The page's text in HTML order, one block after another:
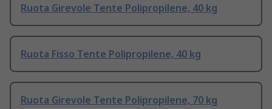
Ruota Girevole Tente Polipropilene, 40 kg
Ruota Fisso Tente Polipropilene, 40 kg
Ruota Girevole Tente Polipropilene, 70 kg